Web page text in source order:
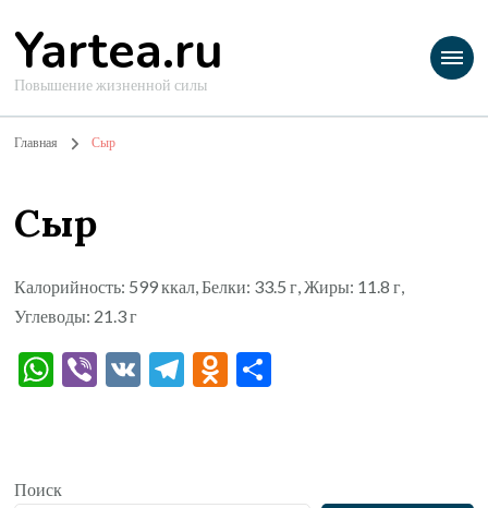
Yartea.ru
Повышение жизненной силы
Главная Сыр
Сыр
Калорийность: 599 ккал, Белки: 33.5 г, Жиры: 11.8 г,
Углеводы: 21.3 г
WhatsApp
Viber
VK Telegram
Odnoklassniki
Поиск